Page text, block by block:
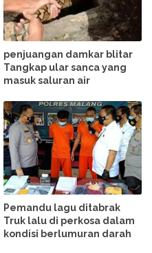
penjuangan damkar blitar
Tangkap ular sanca yang
masuk saluran air
Pemandu lagu ditabrak
Truk lalu di perkosa dalam
kondisi berlumuran darah